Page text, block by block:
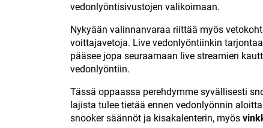
vedonlyöntisivustojen valikoimaan.
Nykyään valinnanvaraa riittää myös
voittajavetoja. Live vedonlyöntiinkin
pääsee jopa seuraamaan live streamien
vedonlyöntiin.
Tässä oppaassa perehdymme syvällisesti
lajista tulee tietää ennen vedonlyönnin
snooker säännöt ja kisakalenterin, myös